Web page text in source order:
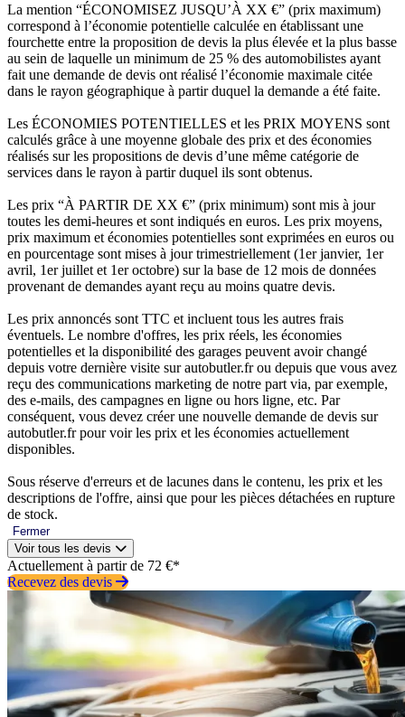
La mention “ÉCONOMISEZ JUSQU’À XX €” (prix maximum)
correspond à l’économie potentielle calculée en établissant une
fourchette entre la proposition de devis la plus élevée et la plus basse
au sein de laquelle un minimum de 25 % des automobilistes ayant
fait une demande de devis ont réalisé l’économie maximale citée
dans le rayon géographique à partir duquel la demande a été faite.
Les ÉCONOMIES POTENTIELLES et les PRIX MOYENS sont
calculés grâce à une moyenne globale des prix et des économies
réalisés sur les propositions de devis d’une même catégorie de
services dans le rayon à partir duquel ils sont obtenus.
Les prix “À PARTIR DE XX €” (prix minimum) sont mis à jour
toutes les demi-heures et sont indiqués en euros. Les prix moyens,
prix maximum et économies potentielles sont exprimées en euros ou
en pourcentage sont mises à jour trimestriellement (1er janvier, 1er
avril, 1er juillet et 1er octobre) sur la base de 12 mois de données
provenant de demandes ayant reçu au moins quatre devis.
Les prix annoncés sont TTC et incluent tous les autres frais
éventuels. Le nombre d'offres, les prix réels, les économies
potentielles et la disponibilité des garages peuvent avoir changé
depuis votre dernière visite sur autobutler.fr ou depuis que vous avez
reçu des communications marketing de notre part via, par exemple,
des e-mails, des campagnes en ligne ou hors ligne, etc. Par
conséquent, vous devez créer une nouvelle demande de devis sur
autobutler.fr pour voir les prix et les économies actuellement
disponibles.
Sous réserve d'erreurs et de lacunes dans le contenu, les prix et les
descriptions de l'offre, ainsi que pour les pièces détachées en rupture
de stock.
Fermer
Voir tous les devis
Actuellement à partir de 72 €*
Recevez des devis